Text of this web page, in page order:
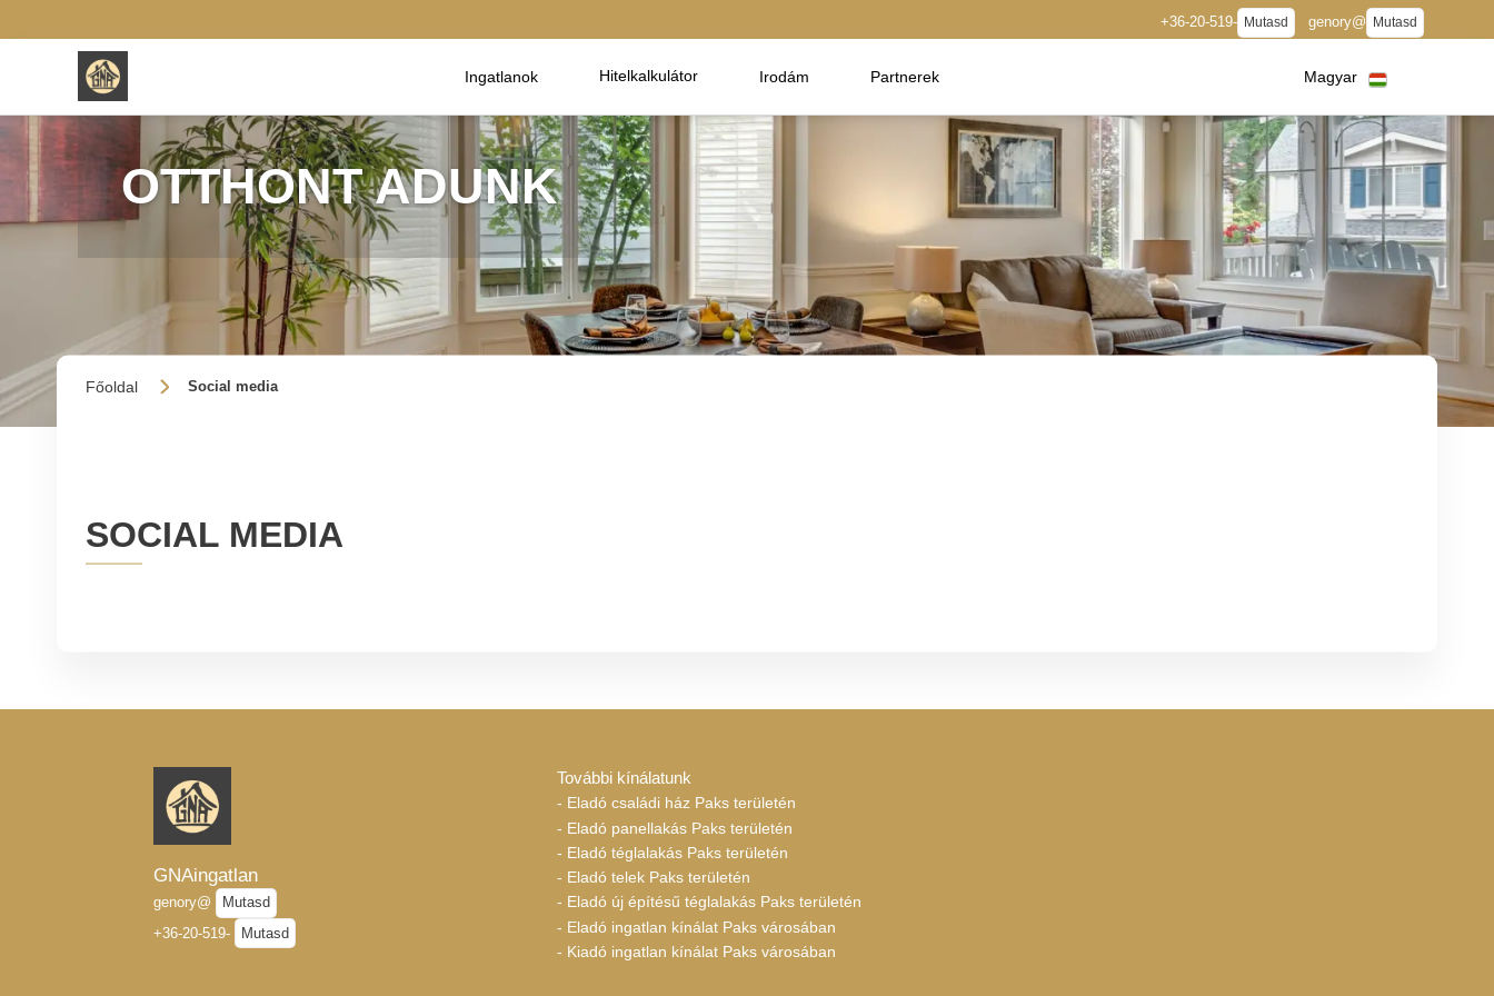
+36-20-519- Mutasd genory@ Mutasd
Ingatlanok Hitelkalkulátor Irodám Partnerek Magyar
OTTHONT ADUNK
Főoldal Social media
SOCIAL MEDIA
GNAingatlan
genory@
Mutasd
+36-20-519-
Mutasd
További kínálatunk
- Eladó családi ház Paks területén
- Eladó panellakás Paks területén
- Eladó téglalakás Paks területén
- Eladó telek Paks területén
- Eladó új építésű téglalakás Paks területén
- Eladó ingatlan kínálat Paks városában
- Kiadó ingatlan kínálat Paks városában